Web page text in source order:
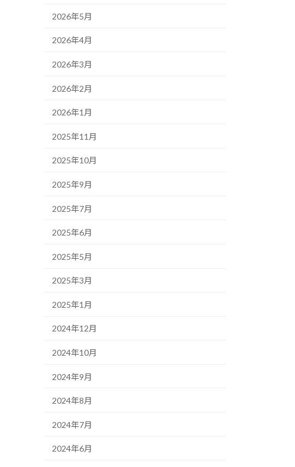
2026年5月
2026年4月
2026年3月
2026年2月
2026年1月
2025年11月
2025年10月
2025年9月
2025年7月
2025年6月
2025年5月
2025年3月
2025年1月
2024年12月
2024年10月
2024年9月
2024年8月
2024年7月
2024年6月